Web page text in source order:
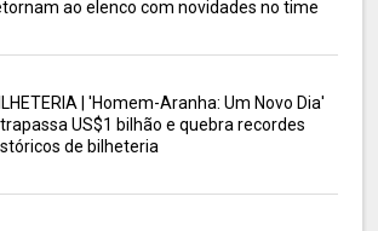
ao elenco com novidades no time
| 'Homem-Aranha: Um Novo Dia'
US$1 bilhão e quebra recordes
de bilheteria